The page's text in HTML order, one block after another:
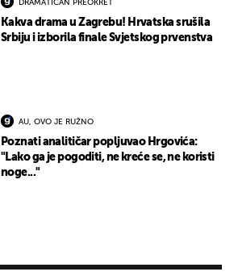
DRAMATIČAN PREOKRET
Kakva drama u Zagrebu! Hrvatska srušila
Srbiju i izborila finale Svjetskog prvenstva
AU, OVO JE RUŽNO
Poznati analitičar popljuvao Hrgovića:
"Lako ga je pogoditi, ne kreće se, ne koristi
noge..."